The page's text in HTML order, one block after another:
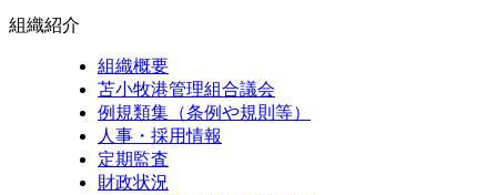
組織紹介
組織概要
苫小牧港管理組合議会
例規類集（条例や規則等）
人事・採用情報
定期監査
財政状況